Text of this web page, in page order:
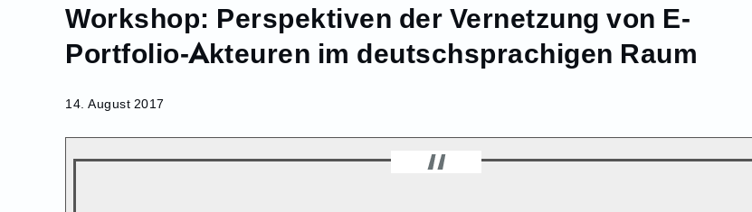
August
14
Workshop:
Vernetzung von E-
Workshop: Perspektiven der Vernetzung von E-
Portfolio-Akteuren im deutschsprachigen Raum
14. August 2017